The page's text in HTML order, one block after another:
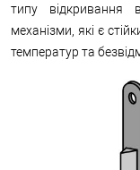
типу відкривання
механізми, які є
температур та